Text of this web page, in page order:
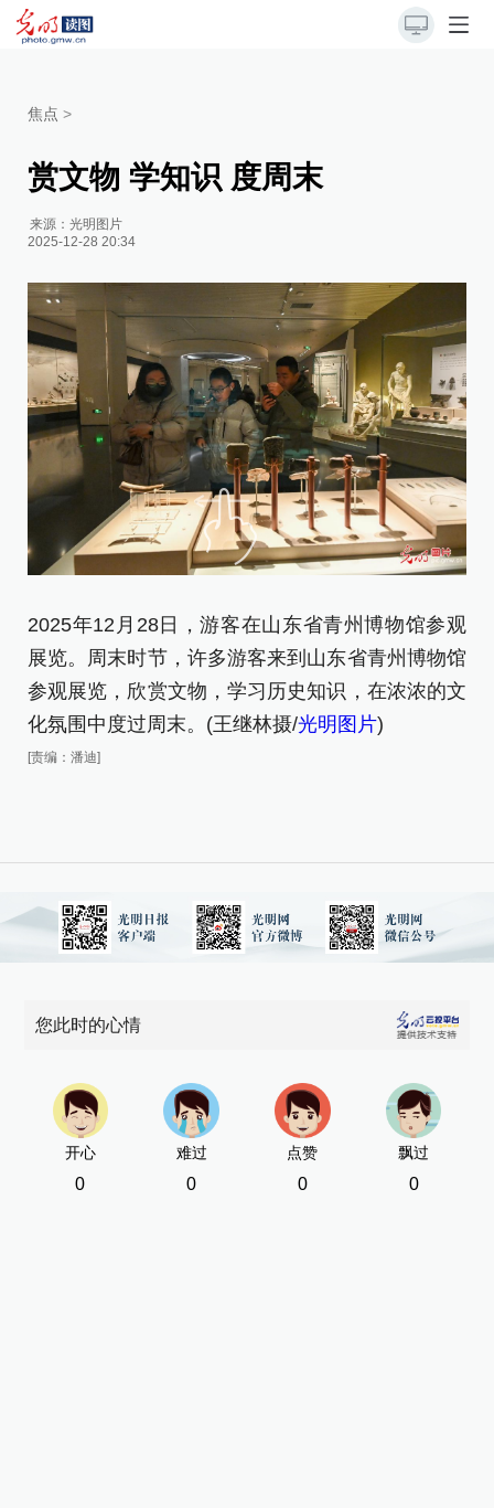
焦点 >
赏文物 学知识 度周末
来源：光明图片
2025-12-28 20:34
2025年12月28日，游客在山东省青州博物馆参观
展览。周末时节，许多游客来到山东省青州博物馆
参观展览，欣赏文物，学习历史知识，在浓浓的文
化氛围中度过周末。(王继林摄/光明图片)
[责编：潘迪]
您此时的心情
开心
0
难过
0
点赞
0
飘过
0